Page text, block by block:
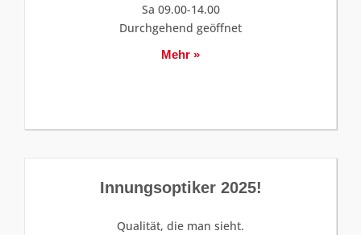
Sa 09.00-14.00
Durchgehend geöffnet
Mehr »
Innungsoptiker 2025!
Qualität, die man sieht.